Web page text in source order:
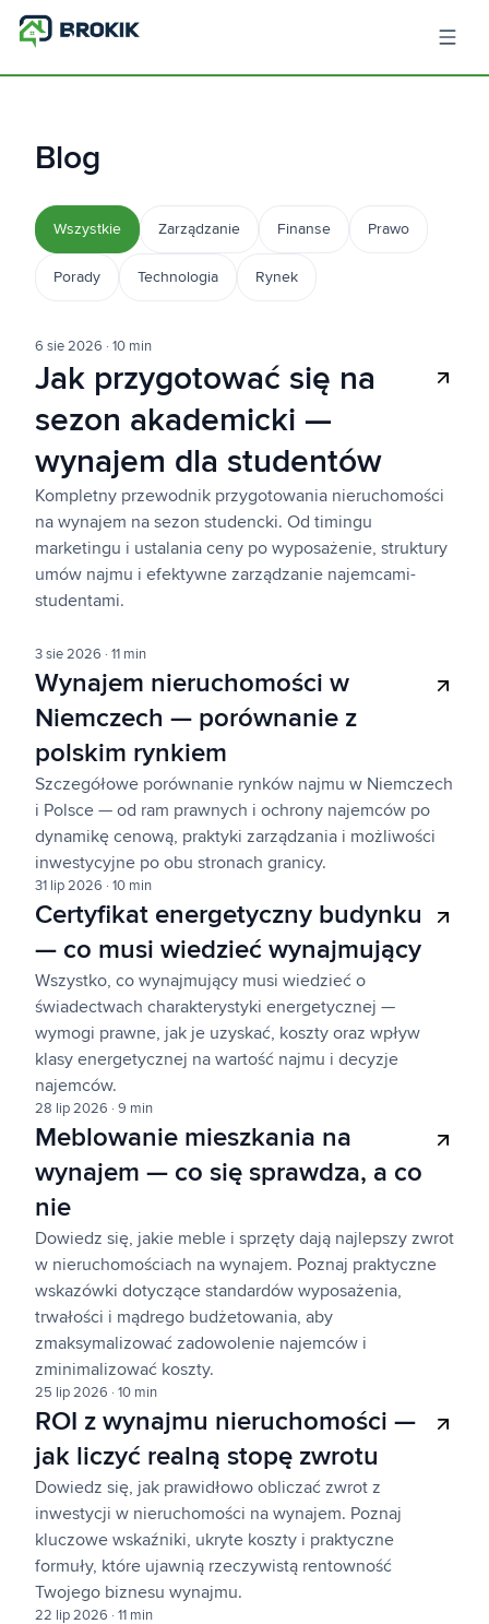
Blog
Wszystkie Zarządzanie Finanse Prawo
Porady Technologia Rynek
6 sie 2026 · 10 min
Jak przygotować się na
sezon akademicki —
wynajem dla studentów
Kompletny przewodnik przygotowania nieruchomości
na wynajem na sezon studencki. Od timingu
marketingu i ustalania ceny po wyposażenie, struktury
umów najmu i efektywne zarządzanie najemcami-
studentami.
3 sie 2026 · 11 min
Wynajem nieruchomości w
Niemczech — porównanie z
polskim rynkiem
Szczegółowe porównanie rynków najmu w Niemczech
i Polsce — od ram prawnych i ochrony najemców po
dynamikę cenową, praktyki zarządzania i możliwości
inwestycyjne po obu stronach granicy.
31 lip 2026 · 10 min
Certyfikat energetyczny budynku
— co musi wiedzieć wynajmujący
Wszystko, co wynajmujący musi wiedzieć o
świadectwach charakterystyki energetycznej —
wymogi prawne, jak je uzyskać, koszty oraz wpływ
klasy energetycznej na wartość najmu i decyzje
najemców.
28 lip 2026 · 9 min
Meblowanie mieszkania na
wynajem — co się sprawdza, a co
nie
Dowiedz się, jakie meble i sprzęty dają najlepszy zwrot
w nieruchomościach na wynajem. Poznaj praktyczne
wskazówki dotyczące standardów wyposażenia,
trwałości i mądrego budżetowania, aby
zmaksymalizować zadowolenie najemców i
zminimalizować koszty.
25 lip 2026 · 10 min
ROI z wynajmu nieruchomości —
jak liczyć realną stopę zwrotu
Dowiedz się, jak prawidłowo obliczać zwrot z
inwestycji w nieruchomości na wynajem. Poznaj
kluczowe wskaźniki, ukryte koszty i praktyczne
formuły, które ujawnią rzeczywistą rentowność
Twojego biznesu wynajmu.
22 lip 2026 · 11 min